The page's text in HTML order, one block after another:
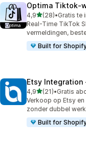
Optima
4,9van 5 sterren
(28)
28 recensies in
•Gratis te
Real-Time TikTok
vermeldingen,
Built for
Etsy Integration
4,9van 5 sterren
(21)
21 recensies in
•
Verkoop op Etsy
zonder dubbel werk
Built for